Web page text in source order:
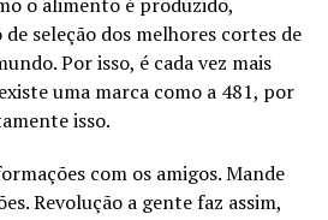
o alimento é produzido,
seleção dos melhores cortes de
Por isso, é cada vez mais
uma marca como a 481, por
isso.
com os amigos. Mande
Revolução a gente faz assim,